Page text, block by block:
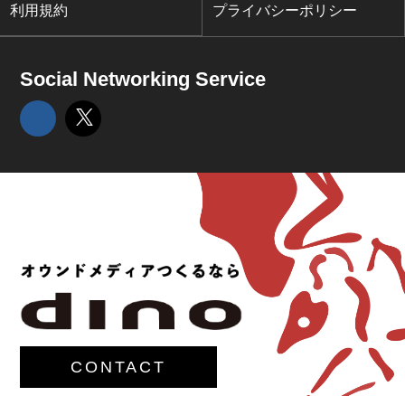
利用規約 プライバシーポリシー
Social Networking Service
CONTACT